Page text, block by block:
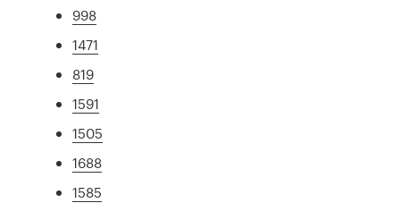
998
1471
819
1591
1505
1688
1585